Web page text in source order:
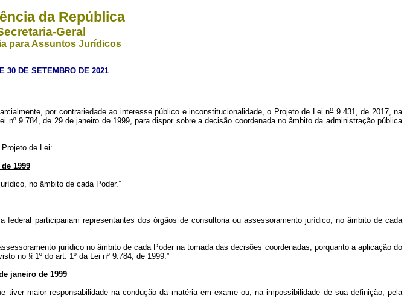
da República
Geral
para Assuntos Jurídicos
30 DE SETEMBRO DE 2021
por contrariedade ao interesse público e inconstitucionalidade, o Projeto de Lei no9.431, de 2017, na
9.784, de 29 de janeiro de 1999, para dispor sobre a decisão coordenada no âmbito da administração pública
de Lei:
1999
no âmbito de cada Poder.”
participariam representantes dos órgãos de consultoria ou assessoramento jurídico, no âmbito de cada
jurídico no âmbito de cada Poder na tomada das decisões coordenadas, porquanto a aplicação do
no § 1º do art. 1º da Lei nº 9.784, de 1999.”
janeiro de 1999
maior responsabilidade na condução da matéria em exame ou, na impossibilidade de sua definição, pela